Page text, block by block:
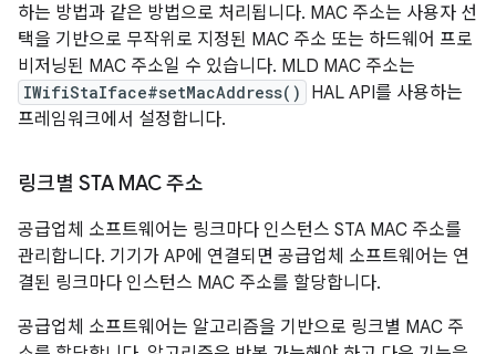
하는 방법과 같은 방법으로 처리됩니다. MAC 주소는 사용자 선
택을 기반으로 무작위로 지정된 MAC 주소 또는 하드웨어 프로
비저닝된 MAC 주소일 수 있습니다. MLD MAC 주소는
IWifiStaIface#setMacAddress()
HAL API를 사용하는
프레임워크에서 설정합니다.
링크별 STA MAC 주소
공급업체 소프트웨어는 링크마다 인스턴스 STA MAC 주소를
관리합니다. 기기가 AP에 연결되면 공급업체 소프트웨어는 연
결된 링크마다 인스턴스 MAC 주소를 할당합니다.
공급업체 소프트웨어는 알고리즘을 기반으로 링크별 MAC 주